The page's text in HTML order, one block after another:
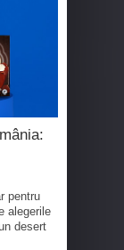
pentru
alegerile
desert